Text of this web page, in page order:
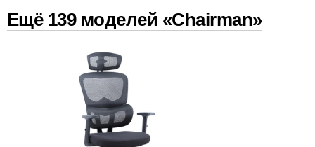
Ещё 139 моделей «Chairman»